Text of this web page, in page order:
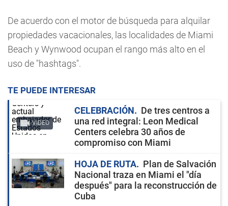
De acuerdo con el motor de búsqueda para alquilar
propiedades vacacionales, las localidades de Miami
Beach y Wynwood ocupan el rango más alto en el
uso de "hashtags".
TE PUEDE INTERESAR
VIDEO
CELEBRACIÓN
De tres centros a
una red integral: Leon Medical
Centers celebra 30 años de
compromiso con Miami
HOJA DE RUTA
Plan de Salvación
Nacional traza en Miami el "día
después" para la reconstrucción de
Cuba